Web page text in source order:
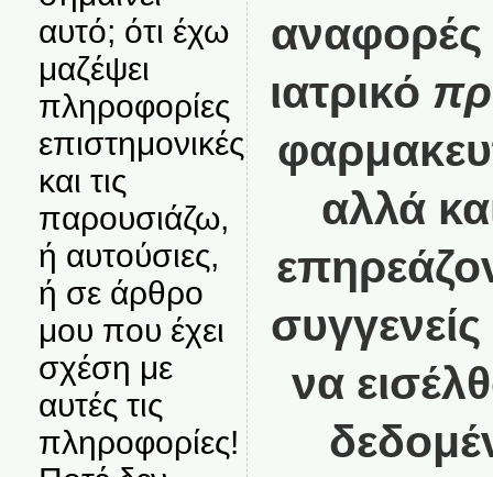
αυτό; ότι έχω
μαζέψει
πληροφορίες
επιστημονικές
και τις
παρουσιάζω,
ή αυτούσιες,
ή σε άρθρο
μου που έχει
σχέση με
αυτές τις
πληροφορίες!
αναφορές
ιατρικό
αλλά
να